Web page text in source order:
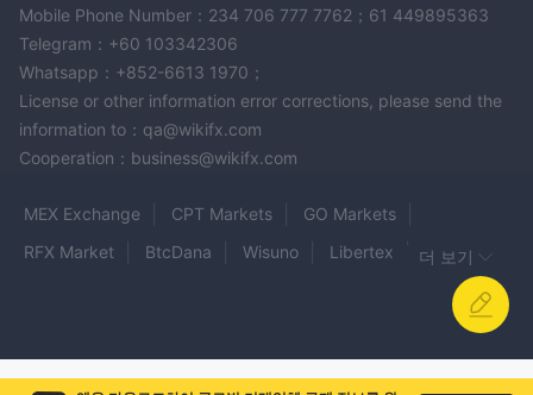
Mobile Phone Number：234 706 777 7762；61 449895363
Telegram：+60 103342306
Whatsapp：+852-6613 1970；
License or other information error corrections, please send the
information to：qa@wikifx.com
Cooperation：business@wikifx.com
MEX Exchange CPT Markets
GO Markets
RFX Market
BtcDana Wisuno
Libertex
BFC Forex
SPREAD CO XPO FUND
Zacks Trade
더 보기